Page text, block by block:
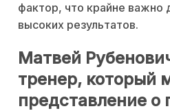
фактор, что крайне важно
высоких результатов.
Матвей
тренер, который
представление о